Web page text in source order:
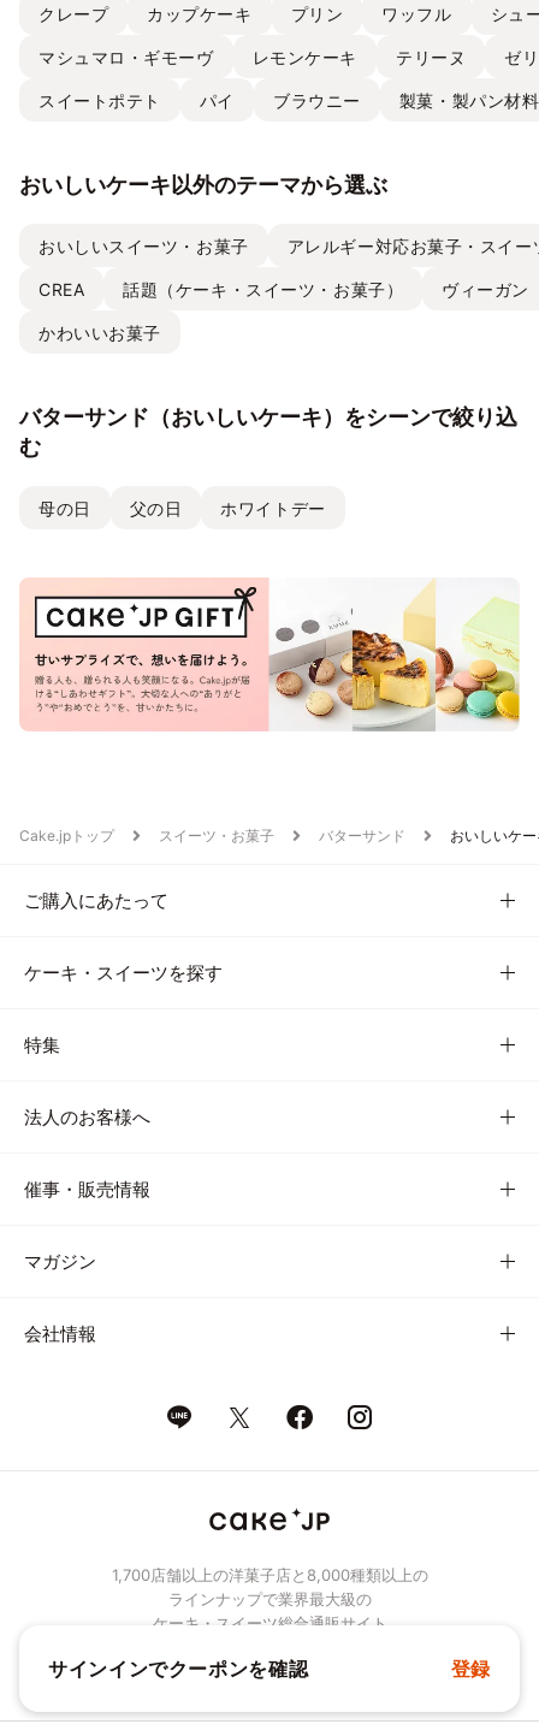
クレープ カップケーキ プリン ワッフル シュ
マシュマロ・ギモーヴ レモンケーキ テリーヌ ゼ
スイートポテト パイ ブラウニー 製菓・製パン材料
おいしいケーキ以外のテーマから選ぶ
おいしいスイーツ・お菓子 アレルギー対応お菓子・スイー
CREA 話題（ケーキ・スイーツ・お菓子） ヴィーガン
かわいいお菓子
バターサンド（おいしいケーキ）をシーンで絞り込
む
母の日 父の日 ホワイトデー
Cake.jpトップ スイーツ・お菓子 バターサンド おいしいケ
ご購入にあたって
ケーキ・スイーツを探す
特集
法人のお客様へ
催事・販売情報
マガジン
会社情報
1,700店舗以上の洋菓子店と8,000種類以上の
ラインナップで業界最大級の
ケーキ・スイーツ総合通販サイト
© Cake.jp Co., Ltd.
サインインでクーポンを確認 登録